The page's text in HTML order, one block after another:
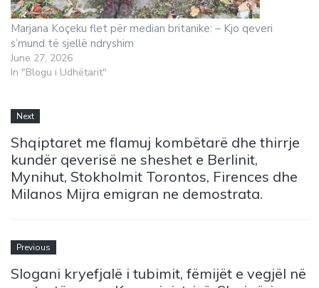
Marjana Koçeku flet për median britanike: – Kjo qeveri
s’mund të sjellë ndryshim
June 27, 2026
In "Blogu i Udhëtarit"
Next
Shqiptaret me flamuj kombëtarë dhe thirrje
kundër qeverisë ne sheshet e Berlinit,
Mynihut, Stokholmit Torontos, Firences dhe
Milanos Mijra emigran ne demostrata.
Previous
Slogani kryefjalë i tubimit, fëmijët e vegjël në